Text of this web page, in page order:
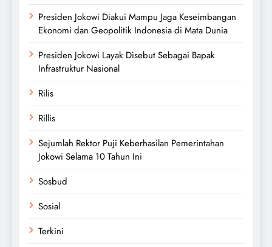
Presiden Jokowi Diakui Mampu Jaga Keseimbangan
Ekonomi dan Geopolitik Indonesia di Mata Dunia
Presiden Jokowi Layak Disebut Sebagai Bapak
Infrastruktur Nasional
Rilis
Rillis
Sejumlah Rektor Puji Keberhasilan Pemerintahan
Jokowi Selama 10 Tahun Ini
Sosbud
Sosial
Terkini